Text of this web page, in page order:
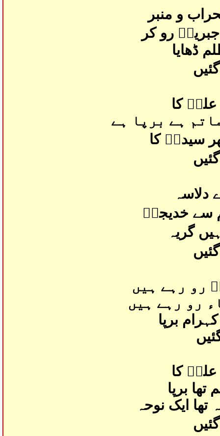
و منبر
رو کر
ڈھایا
علیؑ کا
ہے برپا ہے
سیدہؑ کا
دلاسہ
سے خدیجہؑ
گریہ
رو رہے ہیں
رو رہے ہیں
برپا
علیؑ کا
برپا
ایک نوحہ